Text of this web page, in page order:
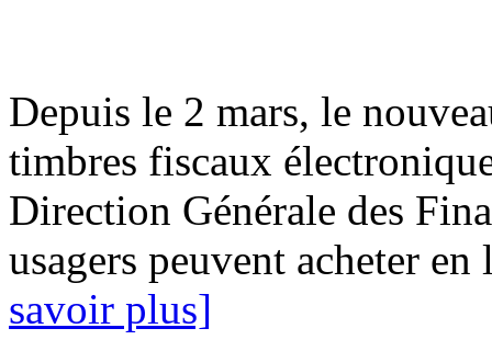
Depuis le 2 mars, le
timbres fiscaux
Direction Générale des
usagers peuvent acheter
savoir plus]